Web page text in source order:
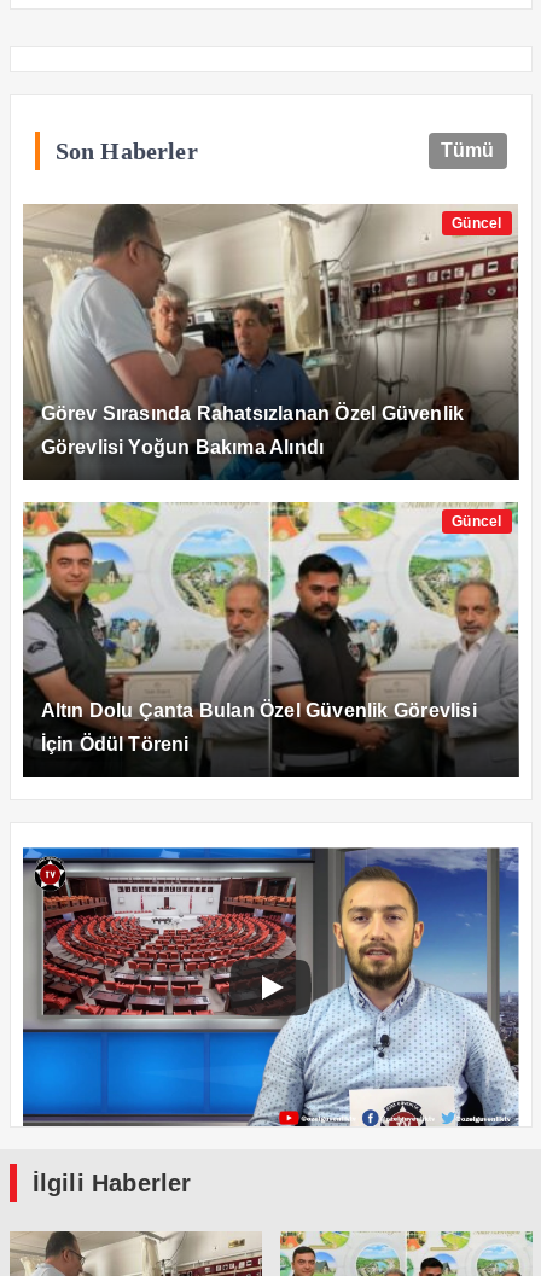
Son Haberler Tümü
Güncel
Görev Sırasında Rahatsızlanan Özel Güvenlik
Görevlisi Yoğun Bakıma Alındı
Güncel
Altın Dolu Çanta Bulan Özel Güvenlik Görevlisi
İçin Ödül Töreni
İlgili Haberler